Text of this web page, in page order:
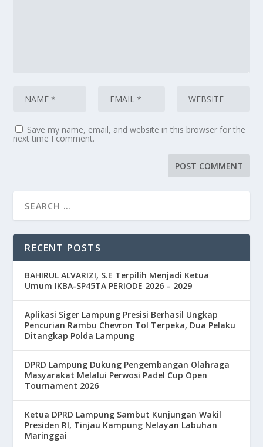
Save my name, email, and website in this browser for the
next time I comment.
RECENT POSTS
BAHIRUL ALVARIZI, S.E Terpilih Menjadi Ketua
Umum IKBA-SP45TA PERIODE 2026 – 2029
Aplikasi Siger Lampung Presisi Berhasil Ungkap
Pencurian Rambu Chevron Tol Terpeka, Dua Pelaku
Ditangkap Polda Lampung
DPRD Lampung Dukung Pengembangan Olahraga
Masyarakat Melalui Perwosi Padel Cup Open
Tournament 2026
Ketua DPRD Lampung Sambut Kunjungan Wakil
Presiden RI, Tinjau Kampung Nelayan Labuhan
Maringgai